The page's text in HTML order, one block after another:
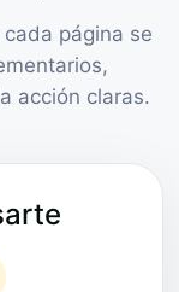
página se
acción claras.